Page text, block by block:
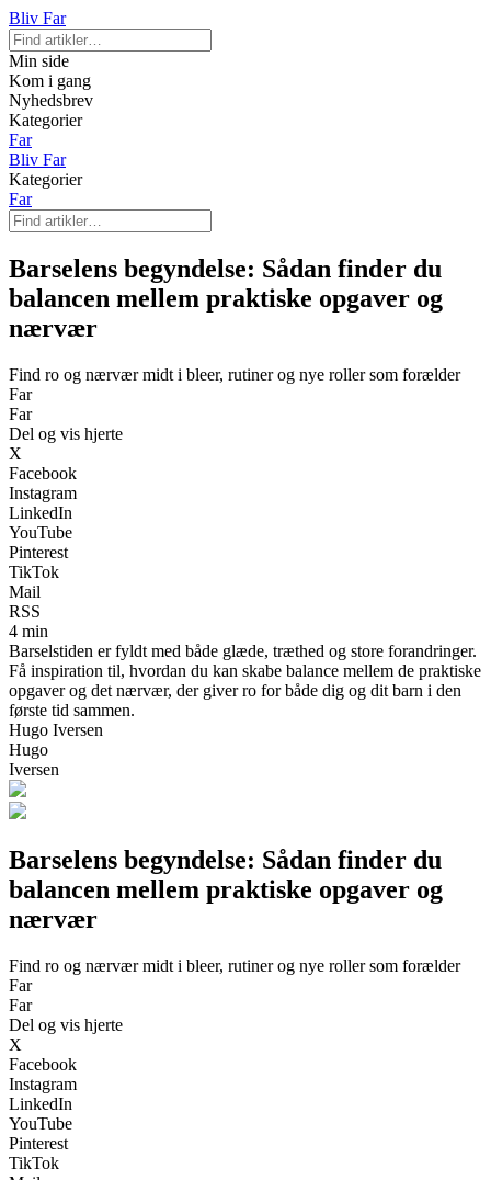
Bliv Far
Min side
Kom i gang
Nyhedsbrev
Kategorier
Far
Bliv Far
Kategorier
Far
Barselens begyndelse: Sådan finder du
balancen mellem praktiske opgaver og
nærvær
Find ro og nærvær midt i bleer, rutiner og nye roller som forælder
Far
Far
Del og vis hjerte
X
Facebook
Instagram
LinkedIn
YouTube
Pinterest
TikTok
Mail
RSS
4 min
Barselstiden er fyldt med både glæde, træthed og store forandringer.
Få inspiration til, hvordan du kan skabe balance mellem de praktiske
opgaver og det nærvær, der giver ro for både dig og dit barn i den
første tid sammen.
Hugo Iversen
Hugo
Iversen
Barselens begyndelse: Sådan finder du
balancen mellem praktiske opgaver og
nærvær
Find ro og nærvær midt i bleer, rutiner og nye roller som forælder
Far
Far
Del og vis hjerte
X
Facebook
Instagram
LinkedIn
YouTube
Pinterest
TikTok